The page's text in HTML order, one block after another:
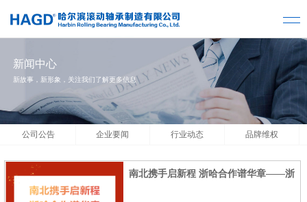
新闻中心
新故事，新形象，关注我们了解更多信息
公司公告 企业要闻 行业动态 品牌维权
南北携手启新程 浙哈合作谱华章——浙